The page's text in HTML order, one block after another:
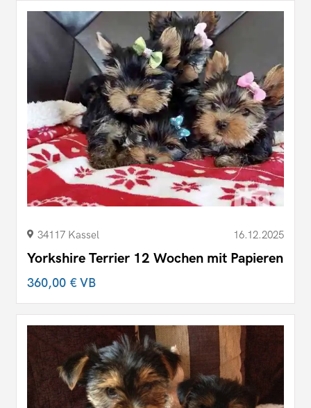
34117 Kassel 16.12.2025
Yorkshire Terrier 12 Wochen mit Papieren
360,00 €VB